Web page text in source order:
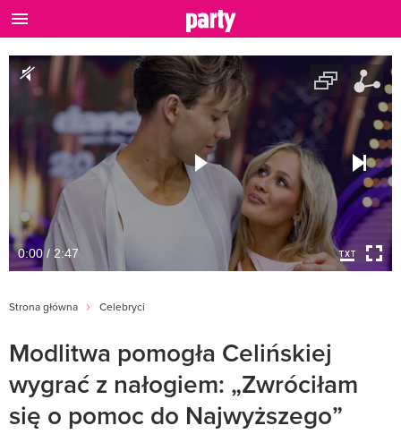
0:00 / 2:47
Strona główna Celebryci
Modlitwa pomogła Celińskiej
wygrać z nałogiem: „Zwróciłam
się o pomoc do Najwyższego”